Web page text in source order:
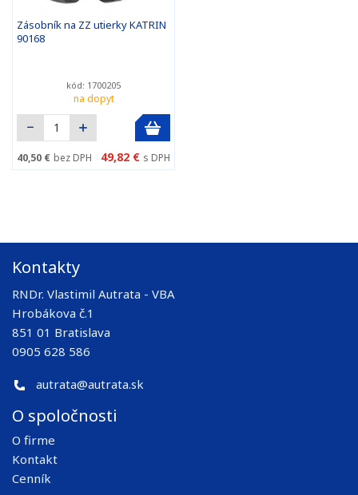
Zásobník na ZZ utierky KATRIN
90168
kód: 1700205
na dopyt
40,50 € bez DPH 49,82 € s DPH
Kontakty
RNDr. Vlastimil Autrata - VBA
Hrobákova č.1
851 01 Bratislava
0905 628 586
autrata@autrata.sk
O spoločnosti
O firme
Kontakt
Cenník